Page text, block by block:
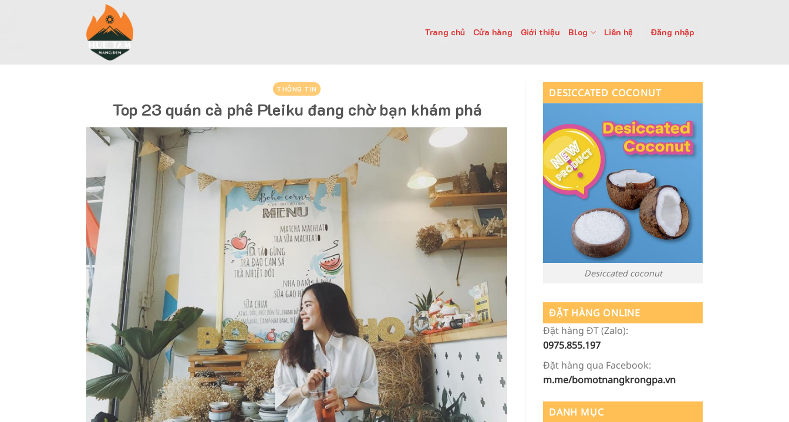
Trang chủ Cửa hàng Giới thiệu Blog Liên hệ Đăng nhập
THÔNG TIN
Top 23 quán cà phê Pleiku đang chờ bạn khám phá
DESICCATED COCONUT
Desiccated coconut
ĐẶT HÀNG ONLINE
Đặt hàng ĐT (Zalo):
0975.855.197
Đặt hàng qua Facebook:
m.me/bomotnangkrongpa.vn
DANH MỤC